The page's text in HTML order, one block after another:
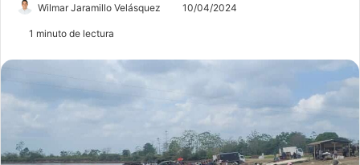
Wilmar Jaramillo Velásquez 10/04/2024
1 minuto de lectura